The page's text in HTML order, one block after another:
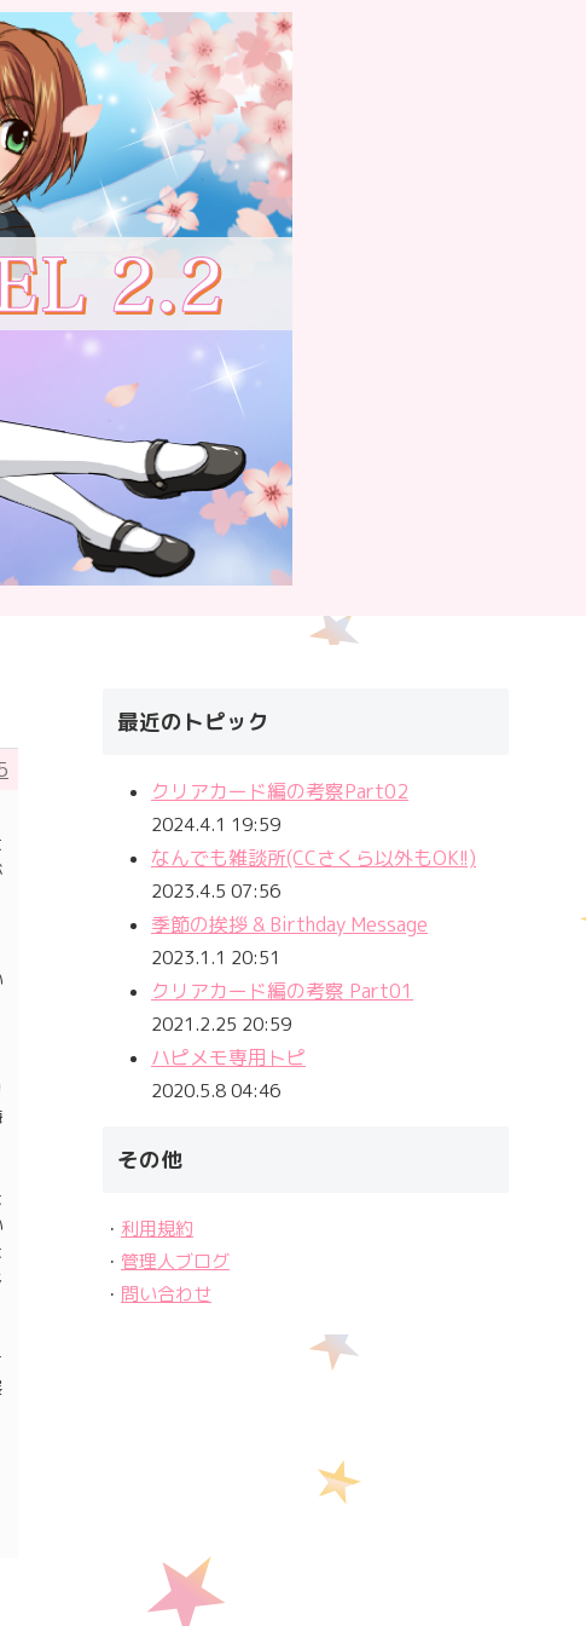
最近のトピック
クリアカード編の考察Part02
2024.4.1 19:59
なんでも雑談所(CCさくら以外もOK!!)
2023.4.5 07:56
季節の挨拶 & Birthday Message
2023.1.1 20:51
クリアカード編の考察 Part01
2021.2.25 20:59
ハピメモ専用トピ
2020.5.8 04:46
その他
・ 利用規約
・ 管理人ブログ
・ 問い合わせ